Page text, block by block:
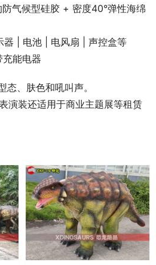
气候型硅胶 + 密度40°弹性海绵
器 | 电池 | 电风扇 | 声控盒等
充能电器
态、肤色和吼叫声。
演装还适用于商业主题展等租赁